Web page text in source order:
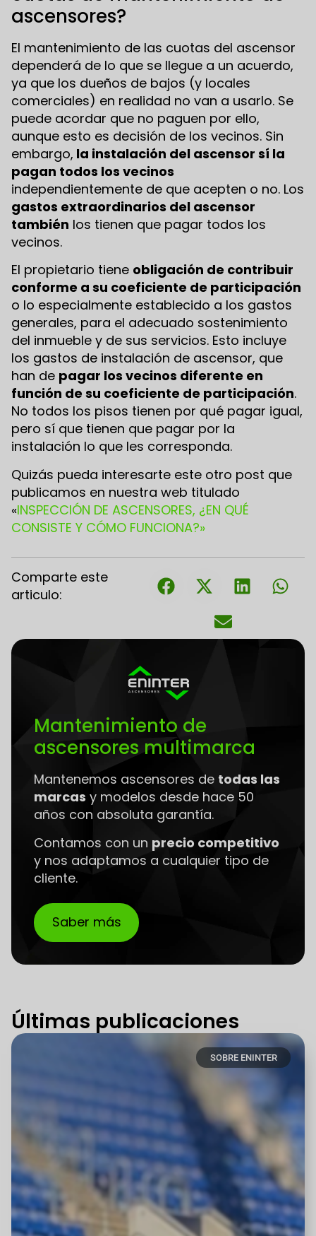
ascensores?
El mantenimiento de las cuotas del ascensor
dependerá de lo que se llegue a un acuerdo,
ya que los dueños de bajos (y locales
comerciales) en realidad no van a usarlo. Se
puede acordar que no paguen por ello,
aunque esto es decisión de los vecinos. Sin
embargo, la instalación del ascensor sí la
pagan todos los vecinos
independientemente de que acepten o no. Los
gastos extraordinarios del ascensor
también los tienen que pagar todos los
vecinos.
El propietario tiene obligación de contribuir
conforme a su coeficiente de participación
o lo especialmente establecido a los gastos
generales, para el adecuado sostenimiento
del inmueble y de sus servicios. Esto incluye
los gastos de instalación de ascensor, que
han de pagar los vecinos diferente en
función de su coeficiente de participación.
No todos los pisos tienen por qué pagar igual,
pero sí que tienen que pagar por la
instalación lo que les corresponda.
Quizás pueda interesarte este otro post que
publicamos en nuestra web titulado
«INSPECCIÓN DE ASCENSORES, ¿EN QUÉ
CONSISTE Y CÓMO FUNCIONA?»
Comparte este
articulo:
Mantenimiento de
ascensores multimarca
Mantenemos ascensores de todas las
marcas y modelos desde hace 50
años con absoluta garantía.
Contamos con un precio competitivo
y nos adaptamos a cualquier tipo de
cliente.
Saber más
Últimas publicaciones
SOBRE ENINTER